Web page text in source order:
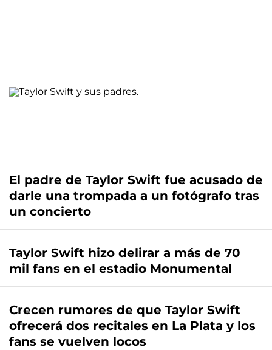
El padre de Taylor Swift fue acusado de
darle una trompada a un fotógrafo tras
un concierto
Taylor Swift hizo delirar a más de 70
mil fans en el estadio Monumental
Crecen rumores de que Taylor Swift
ofrecerá dos recitales en La Plata y los
fans se vuelven locos